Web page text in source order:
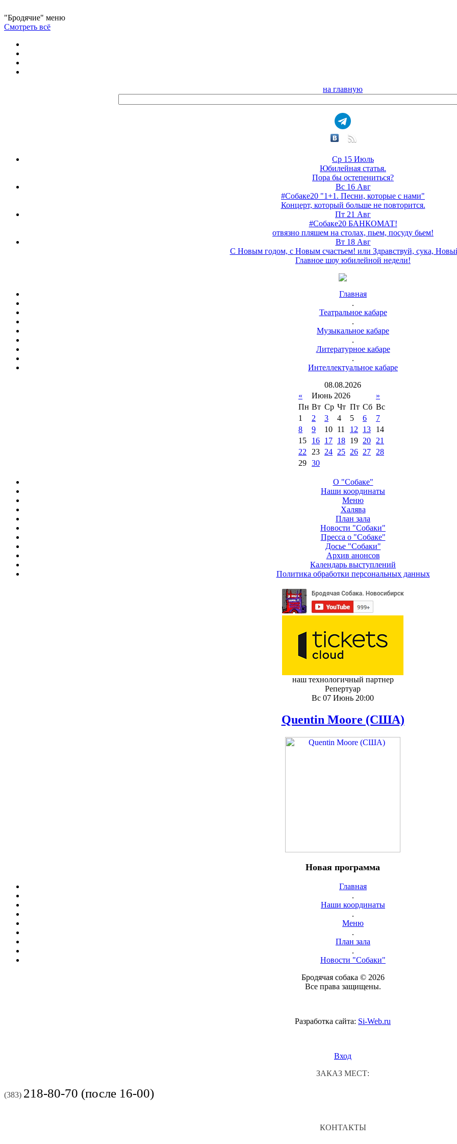
"Бродячие" меню
Смотреть всё
на главную
Ср 15 Июль
Юбилейная статья.
Пора бы остепениться?
Вс 16 Авг
#Собаке20 "1+1. Песни, которые с нами"
Концерт, который больше не повторится.
Пт 21 Авг
#Собаке20 БАНКОМАТ!
отвязно пляшем на столах, пьем, посуду бьем!
Вт 18 Авг
С Новым годом, с Новым счастьем! или Здравствуй, сука,
Главное шоу юбилейной недели!
Главная
.
Театральное кабаре
.
Музыкальное кабаре
.
Литературное кабаре
.
Интеллектуальное кабаре
08.08.2026
«
Июнь 2026
»
Пн Вт Ср Чт Пт Сб Вс
1
2 3 4 5 6
7
8
9 10 11 12 13
14
15
16 17 18 19 20
21
22
23 24 25 26 27
28
29 30
О "Собаке"
Наши координаты
Меню
Халява
План зала
Новости "Собаки"
Пресса о "Собаке"
Досье "Собаки"
Архив анонсов
Календарь выступлений
Политика обработки персональных данных
наш технологичный партнер
Репертуар
Вс 07 Июнь 20:00
Quentin Moore (США)
Новая программа
Главная
.
Наши координаты
.
Меню
.
План зала
.
Новости "Собаки"
Бродячая собака © 2026
Все права защищены.
Разработка сайта: Si-Web.ru
Вход
ЗАКАЗ МЕСТ:
(383) 218-80-70 (после 16-00)
КОНТАКТЫ